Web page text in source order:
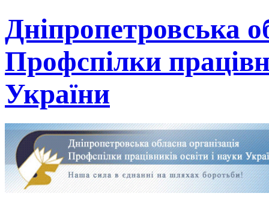
Дніпропетровська
Профспілки
України